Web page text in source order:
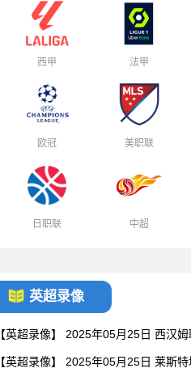
西甲 法甲
欧冠 美职联
日职联 中超
英超录像
【英超录像】 2025年05月25日 西汉
【英超录像】 2025年05月25日 莱斯